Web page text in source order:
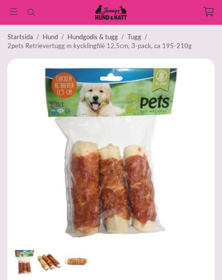
Startsida / Hund / Hundgodis & tugg / Tugg /
2pets Retrievertugg m kycklingfilé 12,5cm, 3-pack, ca 195-210g